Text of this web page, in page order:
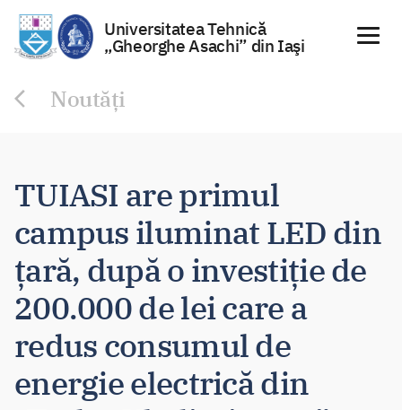
Universitatea Tehnică
„Gheorghe Asachi” din Iaşi
Noutăți
TUIASI are primul
campus iluminat LED din
țară, după o investiție de
200.000 de lei care a
redus consumul de
energie electrică din